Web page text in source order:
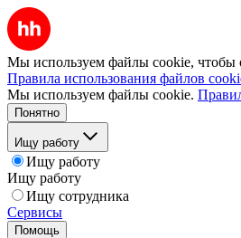
Мы используем файлы cookie, чтобы
Правила использования файлов
Мы используем файлы cookie.
Понятно
Ищу работу
Ищу работу
Ищу работу
Ищу сотрудника
Сервисы
Помощь